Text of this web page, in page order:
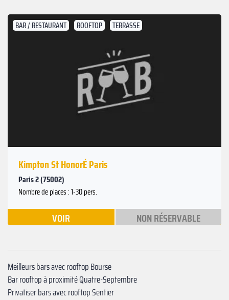
BAR / RESTAURANT ROOFTOP TERRASSE
Kimpton St HonorÉ Paris
Paris 2 (75002)
Nombre de places : 1-30 pers.
VOIR NON RÉSERVABLE
Meilleurs bars avec rooftop Bourse
Bar rooftop à proximité Quatre-Septembre
Privatiser bars avec rooftop ‍Sentier